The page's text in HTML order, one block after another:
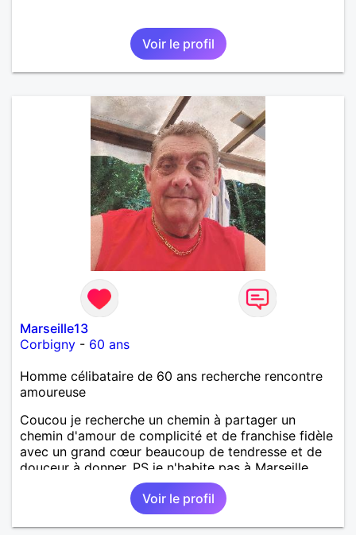
Voir le profil
Marseille13
Corbigny - 60 ans
Homme célibataire de 60 ans recherche rencontre
amoureuse
Coucou je recherche un chemin à partager un
chemin d'amour de complicité et de franchise fidèle
avec un grand cœur beaucoup de tendresse et de
douceur à donner. PS je n'habite pas à Marseille
j'habite dans le département de la Nièvre 58 mets
fan de l'Olympique de Marseille
Voir le profil